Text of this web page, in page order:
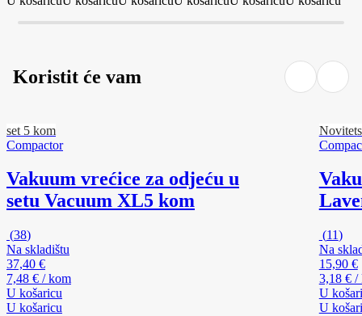
Koristit će vam
set 5 kom
Compactor
Vakuum vrećice za odjeću u
setu Vacuum XL5 kom
(38)
Na skladištu
37,40 €
7,48 € / kom
U košaricu
U košaricu
Novitet
(11)
Na
15,90 €
3,18 € /
U
U